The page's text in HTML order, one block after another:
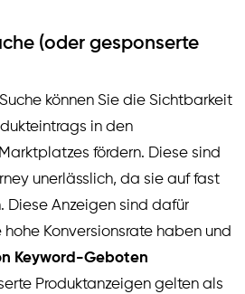
(oder gesponserte
können Sie die Sichtbarkeit
in den
fördern. Diese sind
unerlässlich, da sie auf fast
Diese Anzeigen sind dafür
Konversionsrate haben und
Keyword-Geboten
Produktanzeigen gelten als